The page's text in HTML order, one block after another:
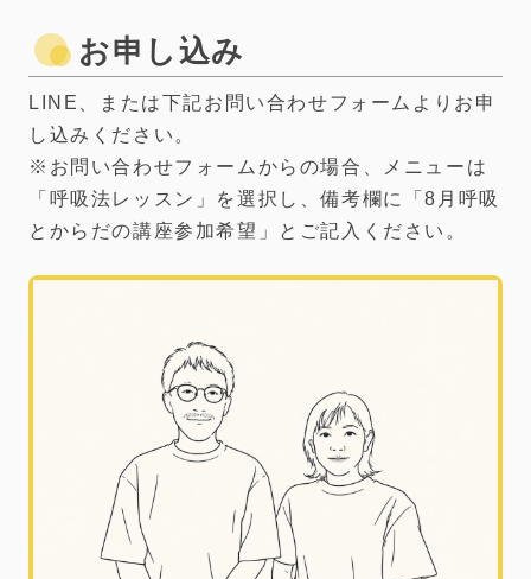
お申し込み
LINE、または下記お問い合わせフォームよりお申
し込みください。
※お問い合わせフォームからの場合、メニューは
「呼吸法レッスン」を選択し、備考欄に「8月呼吸
とからだの講座参加希望」とご記入ください。